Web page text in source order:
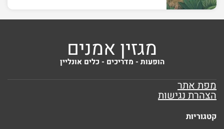
מגזין אמנים
הופעות - מדריכים - כלים אונליין
מפת אתר
הצהרת נגישות
קטגוריות